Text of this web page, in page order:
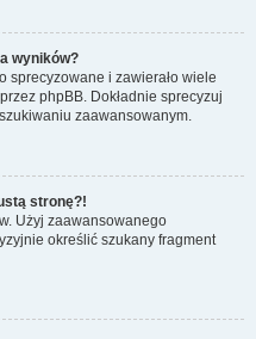
wyników?
sprecyzowane i zawierało wiele
phpBB. Dokładnie sprecyzuj
zaawansowanym.
stronę?!
Użyj zaawansowanego
określić szukany fragment